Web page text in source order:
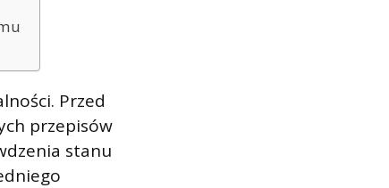
Przed
przepisów
stanu